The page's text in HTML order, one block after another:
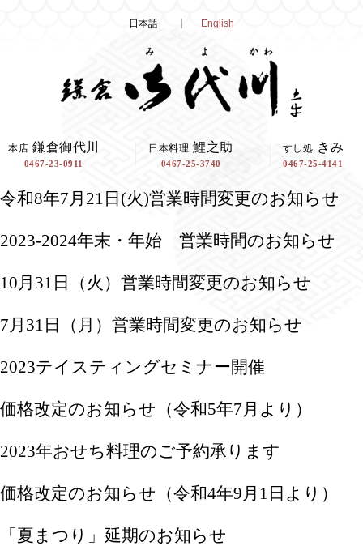
English
日本語
本店 鎌倉御代川
0467-23-0911
日本料理 鯉之助
0467-25-3740
すし処 きみ
0467-25-4141
令和8年7月21日(火)営業時間変更のお知らせ
2023-2024年末・年始 営業時間のお知らせ
10月31日（火）営業時間変更のお知らせ
7月31日（月）営業時間変更のお知らせ
2023テイスティングセミナー開催
価格改定のお知らせ（令和5年7月より）
2023年おせち料理のご予約承ります
価格改定のお知らせ（令和4年9月1日より）
「夏まつり」延期のお知らせ